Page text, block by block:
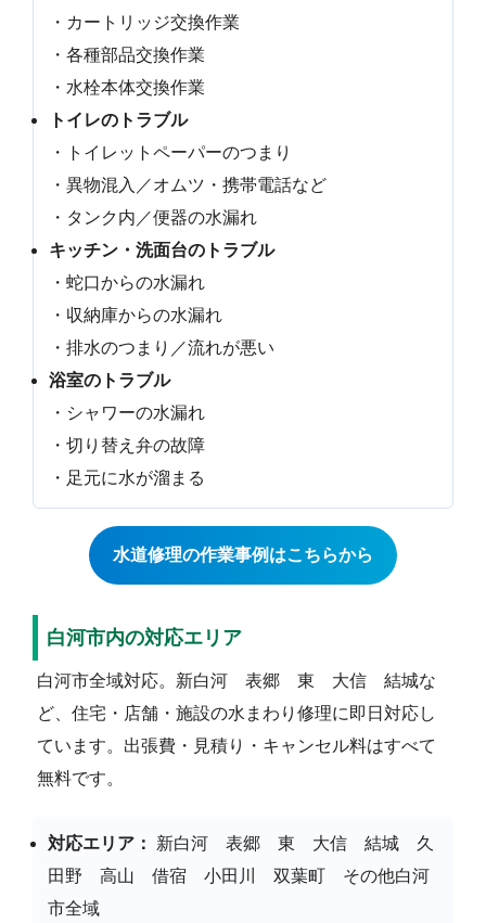
・カートリッジ交換作業
・各種部品交換作業
・水栓本体交換作業
トイレのトラブル
・トイレットペーパーのつまり
・異物混入／オムツ・携帯電話など
・タンク内／便器の水漏れ
キッチン・洗面台のトラブル
・蛇口からの水漏れ
・収納庫からの水漏れ
・排水のつまり／流れが悪い
浴室のトラブル
・シャワーの水漏れ
・切り替え弁の故障
・足元に水が溜まる
水道修理の作業事例はこちらから
白河市内の対応エリア
白河市全域対応。新白河 表郷 東 大信 結城な
ど、住宅・店舗・施設の水まわり修理に即日対応し
ています。出張費・見積り・キャンセル料はすべて
無料です。
対応エリア：
新白河 表郷 東 大信 結城 久
田野 高山 借宿 小田川 双葉町 その他白河
市全域